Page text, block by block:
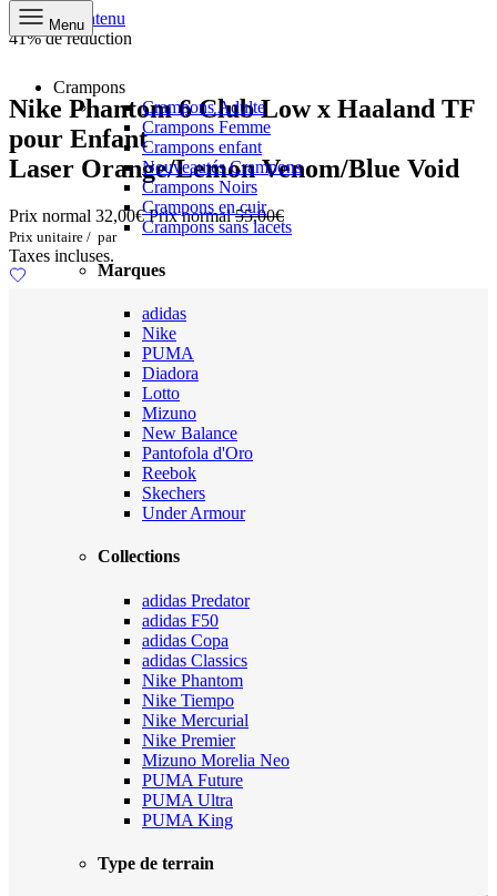
Aller au contenu
Menu
Crampons
Crampons Adulte
Crampons Femme
Crampons enfant
Nouveautés Crampons
Crampons Noirs
Crampons en cuir
Crampons sans lacets
Marques
adidas
Nike
PUMA
Diadora
Lotto
Mizuno
New Balance
Pantofola d'Oro
Reebok
Skechers
Under Armour
Collections
adidas Predator
adidas F50
adidas Copa
adidas Classics
Nike Phantom
Nike Tiempo
Nike Mercurial
Nike Premier
Mizuno Morelia Neo
PUMA Future
PUMA Ultra
PUMA King
Type de terrain
41% de réduction
Nike Phantom 6 Club Low x Haaland TF
pour Enfant
Laser Orange/Lemon Venom/Blue Void
Prix normal 32,00€Prix normal 55,00€
Prix unitaire / par
Taxes incluses.